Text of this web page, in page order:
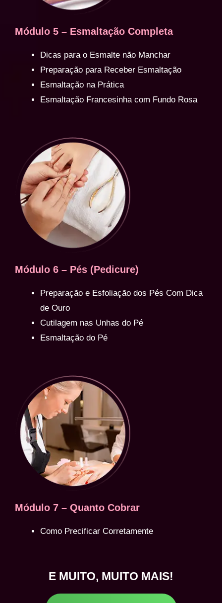
Módulo 5 – Esmaltação Completa
Dicas para o Esmalte não Manchar
Preparação para Receber Esmaltação
Esmaltação na Prática
Esmaltação Francesinha com Fundo Rosa
Módulo 6 – Pés (Pedicure)
Preparação e Esfoliação dos Pés Com Dica
de Ouro
Cutilagem nas Unhas do Pé
Esmaltação do Pé
Módulo 7 – Quanto Cobrar
Como Precificar Corretamente
E MUITO, MUITO MAIS!